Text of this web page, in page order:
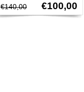
€140,00
€100,00